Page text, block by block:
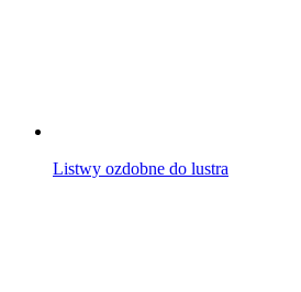
Listwy ozdobne do lustra